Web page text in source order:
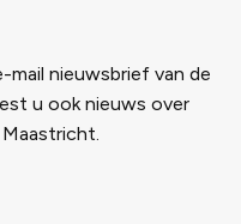
mail nieuwsbrief van de
u ook nieuws over